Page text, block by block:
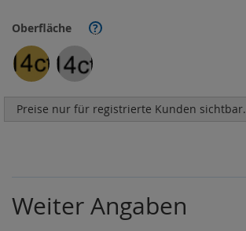
Oberfläche ?
Preise nur für registrierte Kunden sichtbar.
Weiter Angaben